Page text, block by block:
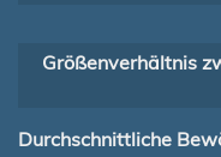
Größenverhältnis
Durchschnittliche